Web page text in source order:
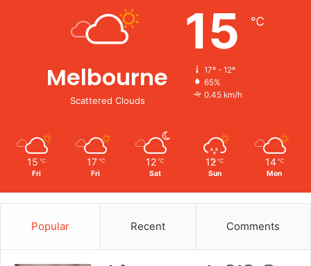
Melbourne
Scattered Clouds
15 ℃
17º - 12º
65%
0.45 km/h
15 ℃
Fri
17 ℃
Fri
12 ℃
Sat
12 ℃
Sun
14 ℃
Mon
Popular Recent Comments